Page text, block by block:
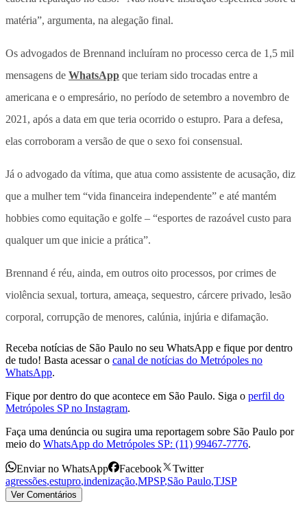
matéria”, argumenta, na alegação final.
Os advogados de Brennand incluíram no processo cerca de 1,5 mil
mensagens de WhatsApp que teriam sido trocadas entre a
americana e o empresário, no período de setembro a novembro de
2021, após a data em que teria ocorrido o estupro. Para a defesa,
elas corroboram a versão de que o sexo foi consensual.
Já o advogado da vítima, que atua como assistente de acusação, diz
que a mulher tem “vida financeira independente” e até mantém
hobbies como equitação e golfe – “esportes de razoável custo para
qualquer um que inicie a prática”.
Brennand é réu, ainda, em outros oito processos, por crimes de
violência sexual, tortura, ameaça, sequestro, cárcere privado, lesão
corporal, corrupção de menores, calúnia, injúria e difamação.
Receba notícias de São Paulo no seu WhatsApp e fique por dentro
de tudo! Basta acessar o canal de notícias do Metrópoles no
WhatsApp.
Fique por dentro do que acontece em São Paulo. Siga o perfil do
Metrópoles SP no Instagram.
Faça uma denúncia ou sugira uma reportagem sobre São Paulo por
meio do WhatsApp do Metrópoles SP: (11) 99467-7776.
Enviar no WhatsApp Facebook
Twitter
agressões,estupro,indenização,MPSP,São Paulo,TJSP
Ver Comentários